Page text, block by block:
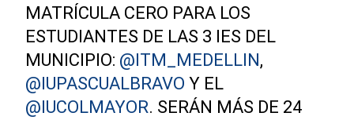
MATRÍCULA CERO PARA LOS
ESTUDIANTES DE LAS 3 IES DEL
MUNICIPIO: @ITM_MEDELLIN,
@IUPASCUALBRAVO Y EL
@IUCOLMAYOR. SERÁN MÁS DE 24